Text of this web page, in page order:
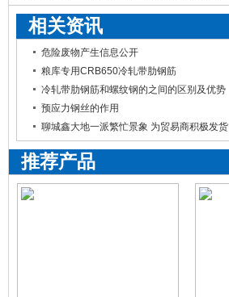
相关资讯
危险废物产生信息公开
粮库专用CRB650冷轧带肋钢筋
冷轧带肋钢筋和螺纹钢的之间的区别及优势
预应力钢丝的作用
聊城鑫大地一派繁忙景象 为贸易商积极发货
推荐产品